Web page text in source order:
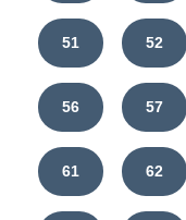
51 52
56 57
61 62